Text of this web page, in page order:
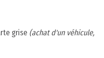
grise (achat d'un véhicule,